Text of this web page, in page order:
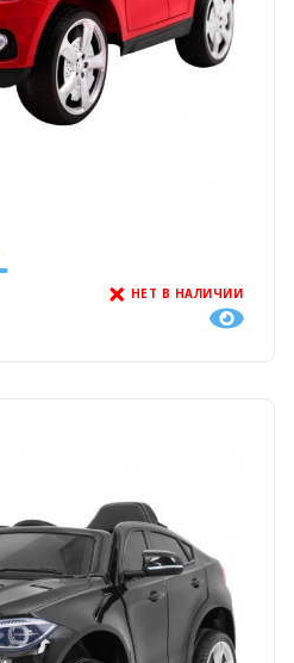
НЕТ В НАЛИЧИИ